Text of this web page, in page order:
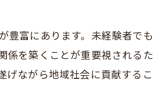
富にあります。未経験者で
を築くことが重要視される
ながら地域社会に貢献するこ